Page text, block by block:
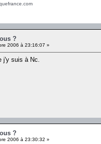
?
2006 à 23:16:07 »
j'y suis à Nc.
?
2006 à 23:30:32 »